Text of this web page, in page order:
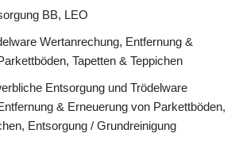
BB, LEO
Wertanrechung, Entfernung &
Tapetten & Teppichen
Entsorgung und Trödelware
& Erneuerung von Parkettböden,
Entsorgung / Grundreinigung